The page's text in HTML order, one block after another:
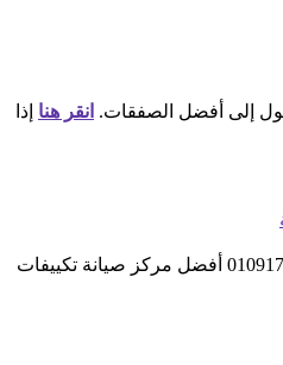
إلى أفضل الصفقات. انقر هنا إذا
صيانة تكييف جري 01091710140 أفضل مركز صيانة تكييفات